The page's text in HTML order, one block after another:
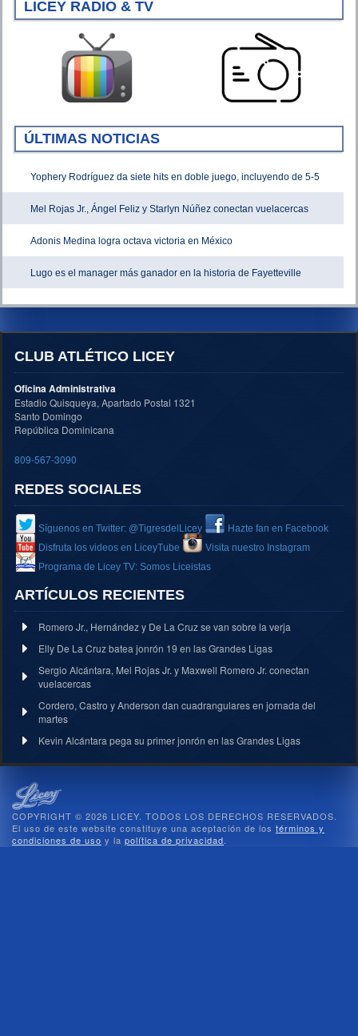
LICEY RADIO & TV
ÚLTIMAS NOTICIAS
Yophery Rodríguez da siete hits en doble juego, incluyendo de 5-5
Mel Rojas Jr., Ángel Feliz y Starlyn Núñez conectan vuelacercas
Adonis Medina logra octava victoria en México
Lugo es el manager más ganador en la historia de Fayetteville
CLUB ATLÉTICO LICEY
Oficina Administrativa
Estadio Quisqueya, Apartado Postal 1321
Santo Domingo
República Dominicana
809-567-3090
REDES SOCIALES
Síguenos en Twitter: @TigresdelLicey
Hazte fan en Facebook
Disfruta los videos en LiceyTube
Visita nuestro Instagram
Programa de Licey TV: Somos Liceistas
ARTÍCULOS RECIENTES
Romero Jr., Hernández y De La Cruz se van sobre la verja
Elly De La Cruz batea jonrón 19 en las Grandes Ligas
Sergio Alcántara, Mel Rojas Jr. y Maxwell Romero Jr. conectan
vuelacercas
Cordero, Castro y Anderson dan cuadrangulares en jornada del
martes
Kevin Alcántara pega su primer jonrón en las Grandes Ligas
COPYRIGHT © 2026 LICEY. TODOS LOS DERECHOS RESERVADOS.
El uso de este website constituye una aceptación de los términos y
condiciones de uso y la política de privacidad